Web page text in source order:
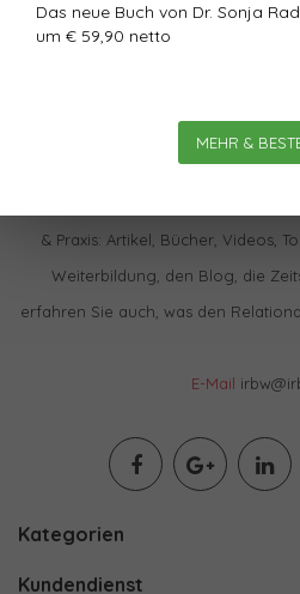
Das neue Buch von Dr. Sonja
um € 59,90 netto
MEHR &
& Praxis: Artikel, Bücher, Videos,
Weiterbildung, den Blog, die
erfahren Sie auch, was den
E-Mail
Kategorien
Kundendienst